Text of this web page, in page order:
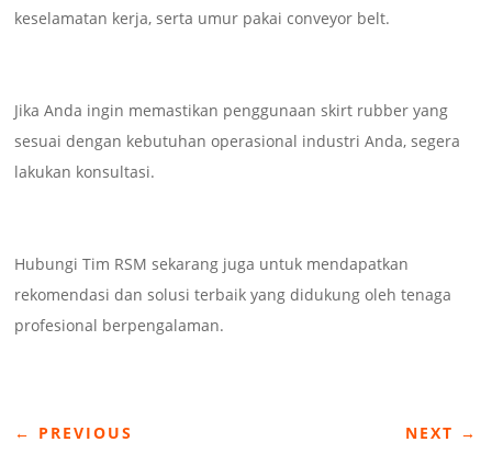
keselamatan kerja, serta umur pakai conveyor belt.
Jika Anda ingin memastikan penggunaan skirt rubber yang
sesuai dengan kebutuhan operasional industri Anda, segera
lakukan konsultasi.
Hubungi Tim RSM sekarang juga untuk mendapatkan
rekomendasi dan solusi terbaik yang didukung oleh tenaga
profesional berpengalaman.
← PREVIOUS NEXT →